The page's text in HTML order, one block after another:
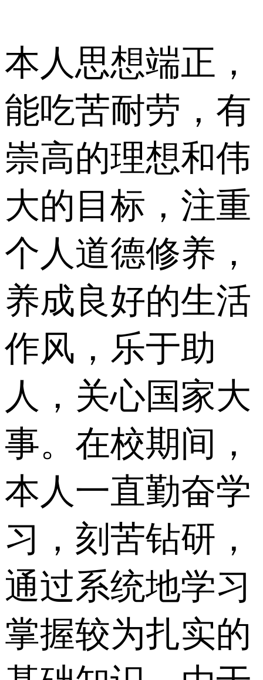
本人思想端正，
能吃苦耐劳，有
崇高的理想和伟
大的目标，注重
个人道德修养，
养成良好的生活
作风，乐于助
人，关心国家大
事。在校期间，
本人一直勤奋学
习，刻苦钻研，
通过系统地学习
掌握较为扎实的